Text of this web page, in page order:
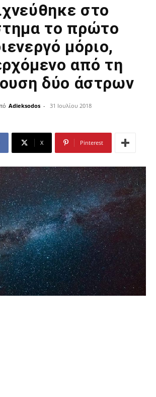
στο
το πρώτο
μόριο,
από τη
δύο άστρων
Adieksodos - 31 Ιουλίου 2018
X Pinterest